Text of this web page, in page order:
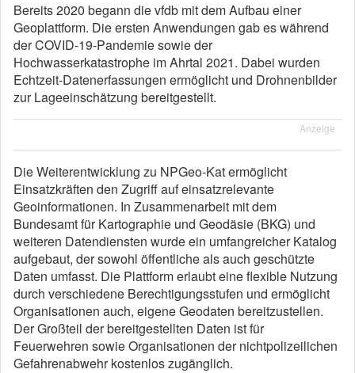
Bereits 2020 begann die vfdb mit dem Aufbau einer
Geoplattform. Die ersten Anwendungen gab es während
der COVID-19-Pandemie sowie der
Hochwasserkatastrophe im Ahrtal 2021. Dabei wurden
Echtzeit-Datenerfassungen ermöglicht und Drohnenbilder
zur Lageeinschätzung bereitgestellt.
Anzeige
Die Weiterentwicklung zu NPGeo-Kat ermöglicht
Einsatzkräften den Zugriff auf einsatzrelevante
Geoinformationen. In Zusammenarbeit mit dem
Bundesamt für Kartographie und Geodäsie (BKG) und
weiteren Datendiensten wurde ein umfangreicher Katalog
aufgebaut, der sowohl öffentliche als auch geschützte
Daten umfasst. Die Plattform erlaubt eine flexible Nutzung
durch verschiedene Berechtigungsstufen und ermöglicht
Organisationen auch, eigene Geodaten bereitzustellen.
Der Großteil der bereitgestellten Daten ist für
Feuerwehren sowie Organisationen der nichtpolizeilichen
Gefahrenabwehr kostenlos zugänglich.